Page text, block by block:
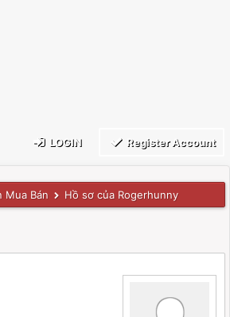
LOGIN Register Account
Mua Bán Hồ sơ của Rogerhunny